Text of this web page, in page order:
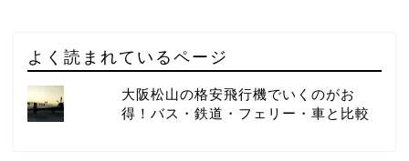
よく読まれているページ
大阪松山の格安飛行機でいくのがお
得！バス・鉄道・フェリー・車と比較